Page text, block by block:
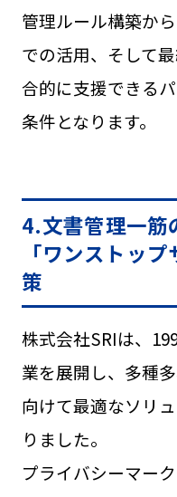
管理ルール構築か
での活用、そして
合的に支援できる
条件となります。
4.文書管理一筋
「ワンストッ
策
株式会社SRIは、
業を展開し、多種
向けて最適なソリ
りました。
プライバシーマー